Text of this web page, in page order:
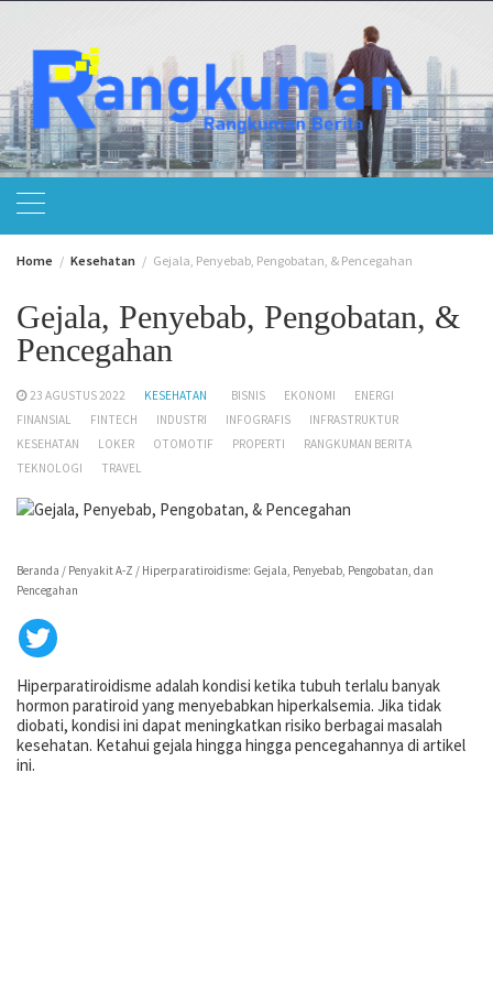
content
Home Kesehatan Gejala, Penyebab, Pengobatan, & Pencegahan
Gejala, Penyebab, Pengobatan, &
Pencegahan
23 AGUSTUS 2022 KESEHATAN BISNIS EKONOMI
ENERGI
FINANSIAL
FINTECH INDUSTRI INFOGRAFIS
INFRASTRUKTUR
KESEHATAN
LOKER OTOMOTIF PROPERTI
RANGKUMAN BERITA
TEKNOLOGI
TRAVEL
Beranda / Penyakit A-Z / Hiperparatiroidisme: Gejala, Penyebab, Pengobatan, dan
Pencegahan
Hiperparatiroidisme adalah kondisi ketika tubuh terlalu banyak
hormon paratiroid yang menyebabkan hiperkalsemia. Jika tidak
diobati, kondisi ini dapat meningkatkan risiko berbagai masalah
kesehatan. Ketahui gejala hingga hingga pencegahannya di artikel
ini.